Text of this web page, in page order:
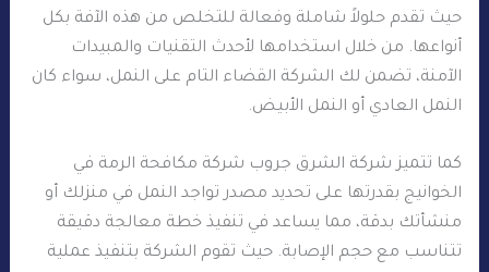
حيث تقدم حلولاً شاملة وفعالة للتخلص من هذه الآفة بكل
أنواعها. من خلال استخدامها لأحدث التقنيات والمبيدات
الآمنة، تضمن لك الشركة القضاء التام على النمل، سواء كان
النمل العادي أو النمل الأبيض.
كما تتميز شركة الشرق جروب شركة مكافحة الرمة في
الخوانيج بقدرتها على تحديد مصدر تواجد النمل في منزلك أو
منشأتك بدقة، مما يساعد في تنفيذ خطة معالجة دقيقة
تتناسب مع حجم الإصابة. حيث تقوم الشركة بتنفيذ عملية